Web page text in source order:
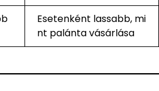
Esetenként lassabb, mi
nt palánta vásárlása